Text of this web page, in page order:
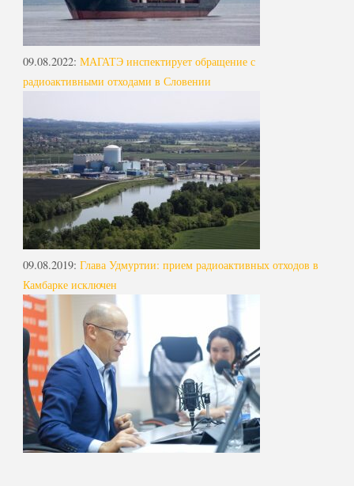
09.08.2022: МАГАТЭ инспектирует обращение с
радиоактивными отходами в Словении
09.08.2019: Глава Удмуртии: прием радиоактивных отходов в
Камбарке исключен